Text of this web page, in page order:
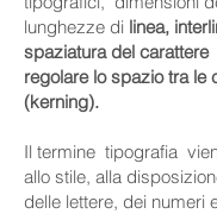
lunghezze di linea,
spaziatura del carattere
regolare lo spazio tra le
(kerning).
Il termine tipografia
allo stile, alla
delle lettere, dei numeri